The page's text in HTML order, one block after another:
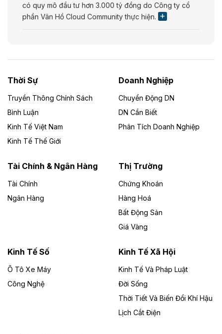
có quy mô đầu tư hơn 3.000 tỷ đồng do Công ty cổ
phần Vân Hồ Cloud Community thực hiện.
Dự án Nhà máy xử lý rác và phát điện Bắc Giang do
Công ty TNHH Năng lượng môi trường Bắc Giang làm
Theo vietnamfinance.vn
Đức Long Gia Lai mở rộng ‘hệ sinh thái’
Lai
Bốn doanh nghiệp có sự góp vốn của Công ty Cổ
phần Tập đoàn Đức Long Gia Lai (HoSE: DLG) được
Gia Lai với tổng vốn hơn 4.750 tỷ đồng.
Đồng Nai cho thuê gần 59 ha đất làm khu
công nghiệp ở Long Thành
UBND TP Đồng Nai cho Công ty Amata thuê gần 59 ha
đất để đầu tư khu công nghiệp công nghệ cao Long
Thời Sự
Truyền Thông Chính Sách
Bình Luận
Kinh Tế Việt Nam
Kinh Tế Thế Giới
Doanh Nghiệp
Chuyển Động DN
DN Cần Biết
Phân Tích Doanh Nghiệp
Tài Chính & Ngân Hàng
Tài Chính
Ngân Hàng
Thị Trường
Chứng Khoán
Hàng Hoá
Bất Động Sản
Giá Vàng
Kinh Tế Số
Ô Tô Xe Máy
Công Nghệ
Kinh Tế Xã Hội
Kinh Tế Và Pháp Luật
Đời Sống
Thời Tiết Và Biến Đổi Khí Hậu
Lịch Cắt Điện